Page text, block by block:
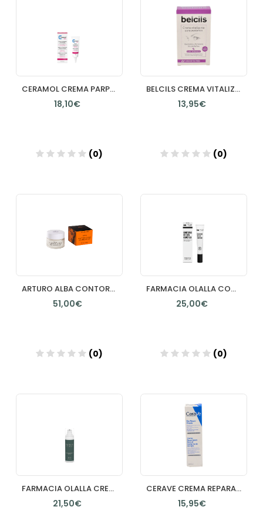
CERAMOL CREMA PARPADOS 1 ENVASE 10 ML
18,10€
(0)
BELCILS CREMA VITALIZANTE PARA PESTAÑAS 1 ENVASE 4 ML
13,95€
(0)
ARTURO ALBA CONTORNO DE OJOS ALTA EFICACIA 360 15ML
51,00€
(0)
FARMACIA OLALLA CONTORNO OJOS OSMOTICA 15 ML
25,00€
(0)
FARMACIA OLALLA CREMA GEL DESFATIGANTE BOLSAS Y OJERAS CONTORNO 25 ML
21,50€
CERAVE CREMA REPARADORA CONTORNO DE OJOS 1 ENVASE 14 ML
15,95€